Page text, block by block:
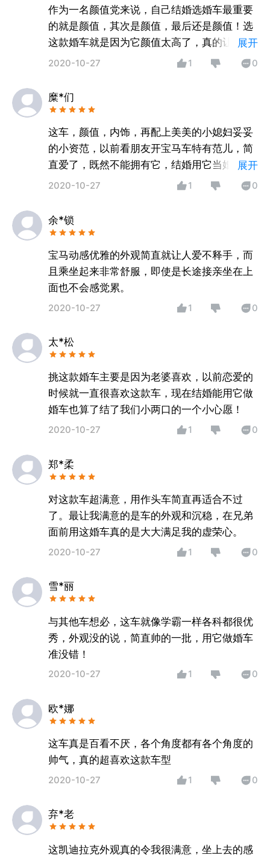
作为一名颜值党来说，自己结婚选婚车最重要
的就是颜值，其次是颜值，最后还是颜值！选
这款婚车就是因为它颜值太高了，真的让人一
看就爱上了！
展开
2020-10-27 1 0
糜*们
这车，颜值，内饰，再配上美美的小媳妇妥妥
的小资范，以前看朋友开宝马车特有范儿，简
直爱了，既然不能拥有它，结婚用它当婚车也
是再好不过的。
展开
2020-10-27 1 0
余*锁
宝马动感优雅的外观简直就让人爱不释手，而
且乘坐起来非常舒服，即使是长途接亲坐在上
面也不会感觉累。
2020-10-27 1 0
太*松
挑这款婚车主要是因为老婆喜欢，以前恋爱的
时候就一直很喜欢这款车，现在结婚能用它做
婚车也算了结了我们小两口的一个小心愿！
2020-10-27 1 0
郑*柔
对这款车超满意，用作头车简直再适合不过
了。最让我满意的是车的外观和沉稳，在兄弟
面前用这婚车真的是大大满足我的虚荣心。
2020-10-27 1 0
雪*丽
与其他车想必，这车就像学霸一样各科都很优
秀，外观没的说，简直帅的一批，用它做婚车
准没错！
2020-10-27 1 0
欧*娜
这车真是百看不厌，各个角度都有各个角度的
帅气，真的超喜欢这款车型
2020-10-27 1 0
弃*老
这凯迪拉克外观真的令我很满意，坐上去的感